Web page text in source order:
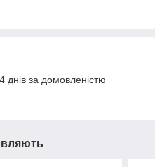
за домовленістю